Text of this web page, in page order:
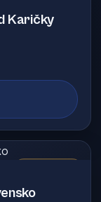
Karičky